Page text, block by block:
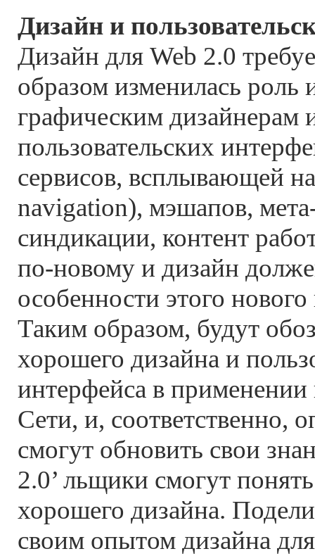
Дизайн и
Дизайн для Web 2.0
образом изменилась роль
графическим дизайнерам
пользовательских
сервисов, всплывающей
navigation), мэшапов,
синдикации, контент
по-новому и дизайн
особенности этого
Таким образом, будут
хорошего дизайна и
интерфейса в
Сети, и, соответственно,
смогут обновить свои
2.0’ льщики смогут
хорошего дизайна.
своим опытом дизайна